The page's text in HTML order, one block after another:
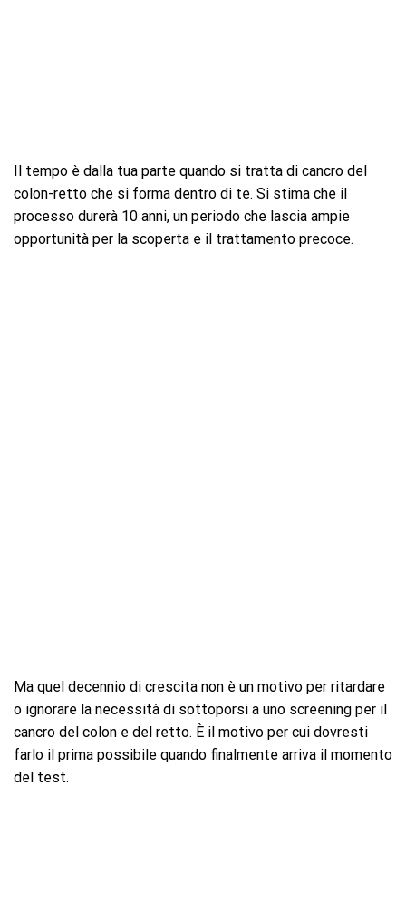
Il tempo è dalla tua parte quando si tratta di cancro del
colon-retto che si forma dentro di te. Si stima che il
processo durerà 10 anni, un periodo che lascia ampie
opportunità per la scoperta e il trattamento precoce.
Ma quel decennio di crescita non è un motivo per ritardare
o ignorare la necessità di sottoporsi a uno screening per il
cancro del colon e del retto. È il motivo per cui dovresti
farlo il prima possibile quando finalmente arriva il momento
del test.